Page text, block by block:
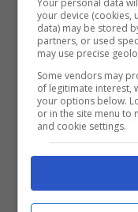
sdraiata in
Come se non
aspettare il
your device (cookies,
data) may be stored
partners, or used
may use precise
Some vendors may
of legitimate interest,
your options below.
or in the site menu to
and cookie settings.